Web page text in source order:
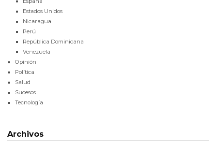
Estados Unidos
Nicaragua
Perú
República Dominicana
Venezuela
Opinión
Política
Salud
Sucesos
Tecnología
Archivos